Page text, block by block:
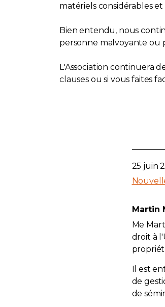
matériels considérables
Bien entendu, nous
personne malvoyante ou
L'Association continuera
clauses ou si vous faites
25 juin
Martin
Me
droit à
Il est
de
de